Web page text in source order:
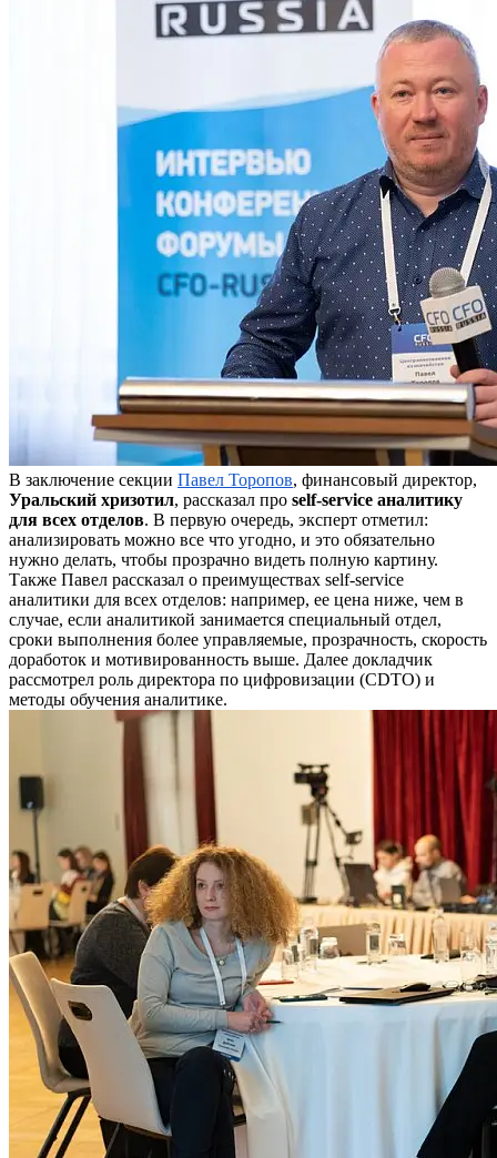
В заключение секции Павел Торопов, финансовый директор,
Уральский хризотил, рассказал про self-service аналитику
для всех отделов. В первую очередь, эксперт отметил:
анализировать можно все что угодно, и это обязательно
нужно делать, чтобы прозрачно видеть полную картину.
Также Павел рассказал о преимуществах self-service
аналитики для всех отделов: например, ее цена ниже, чем в
случае, если аналитикой занимается специальный отдел,
сроки выполнения более управляемые, прозрачность, скорость
доработок и мотивированность выше. Далее докладчик
рассмотрел роль директора по цифровизации (CDTO) и
методы обучения аналитике.